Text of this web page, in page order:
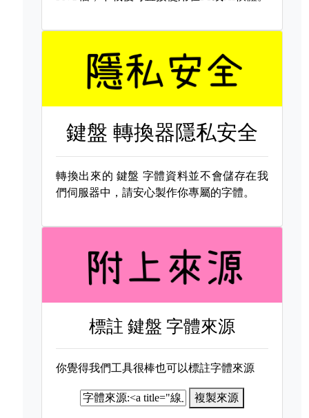
鍵盤 轉換器隱私安全
轉換出來的 鍵盤 字體資料並不會儲存在我
們伺服器中，請安心製作你專屬的字體。
標註鍵盤 字體來源
你覺得我們工具很棒也可以標註字體來源
複製來源